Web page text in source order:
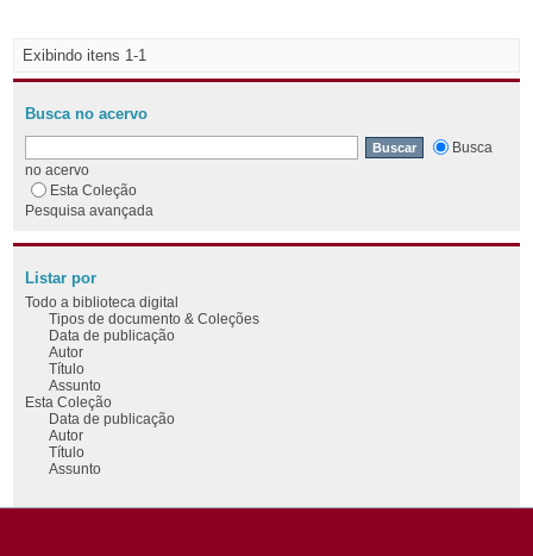
Exibindo itens 1-1
Busca no acervo
Busca
no acervo
Esta Coleção
Pesquisa avançada
Listar por
Todo a biblioteca digital
Tipos de documento & Coleções
Data de publicação
Autor
Título
Assunto
Esta Coleção
Data de publicação
Autor
Título
Assunto